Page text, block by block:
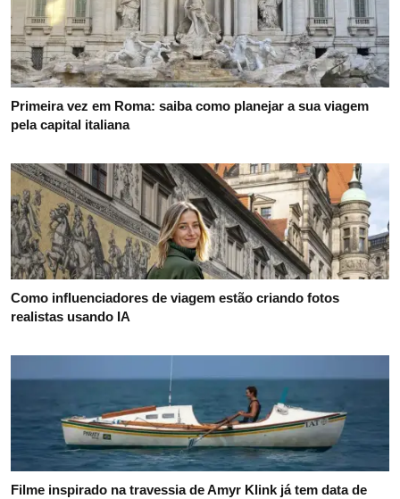
Primeira vez em Roma: saiba como planejar a sua viagem
pela capital italiana
Como influenciadores de viagem estão criando fotos
realistas usando IA
Filme inspirado na travessia de Amyr Klink já tem data de